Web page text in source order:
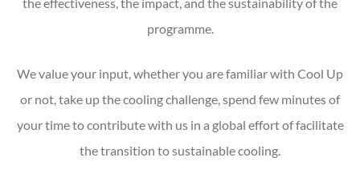
programme.
We value your input, whether you are familiar with Cool Up
or not, take up the cooling challenge, spend few minutes of
your time to contribute with us in a global effort of facilitate
the transition to sustainable cooling.